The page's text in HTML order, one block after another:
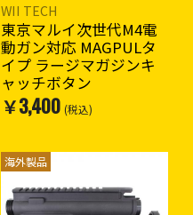
WII TECH
東京マルイ次世代M4電
動ガン対応 MAGPULタ
イプ ラージマガジンキ
ャッチボタン
￥3,400 (税込)
海外製品